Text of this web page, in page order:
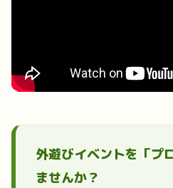
外遊びイベントを「プ
ませんか？